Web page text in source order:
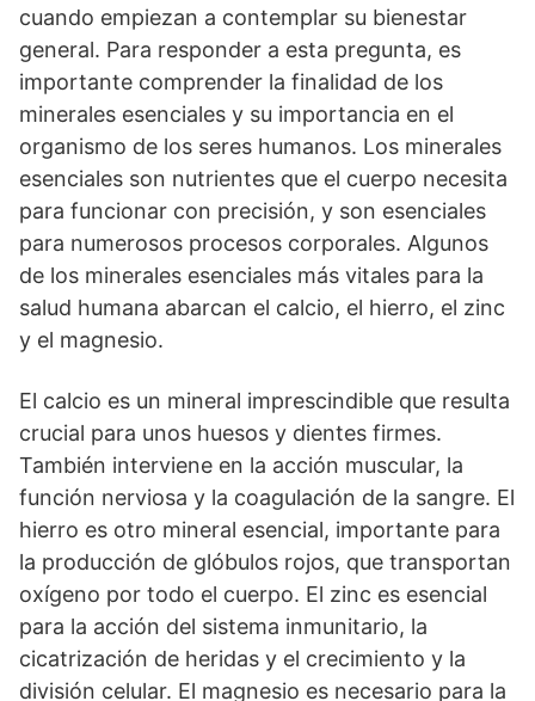
cuando empiezan a contemplar su bienestar
general. Para responder a esta pregunta, es
importante comprender la finalidad de los
minerales esenciales y su importancia en el
organismo de los seres humanos. Los minerales
esenciales son nutrientes que el cuerpo necesita
para funcionar con precisión, y son esenciales
para numerosos procesos corporales. Algunos
de los minerales esenciales más vitales para la
salud humana abarcan el calcio, el hierro, el zinc
y el magnesio.
El calcio es un mineral imprescindible que resulta
crucial para unos huesos y dientes firmes.
También interviene en la acción muscular, la
función nerviosa y la coagulación de la sangre. El
hierro es otro mineral esencial, importante para
la producción de glóbulos rojos, que transportan
oxígeno por todo el cuerpo. El zinc es esencial
para la acción del sistema inmunitario, la
cicatrización de heridas y el crecimiento y la
división celular. El magnesio es necesario para la